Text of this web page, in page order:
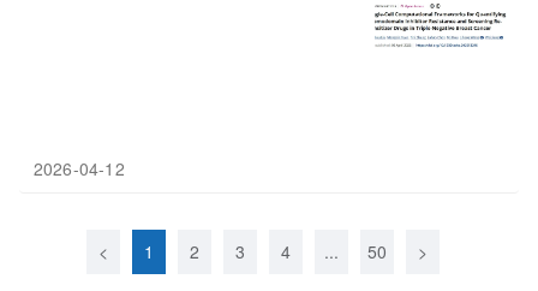
2026-04-12
< 1 2 3 4 ... 50 >